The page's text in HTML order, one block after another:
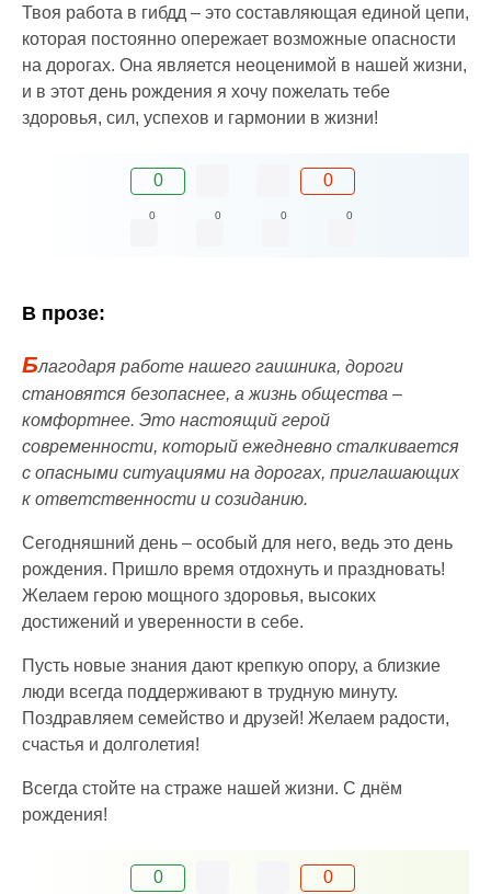
Твоя работа в гибдд – это составляющая единой цепи,
которая постоянно опережает возможные опасности
на дорогах. Она является неоценимой в нашей жизни,
и в этот день рождения я хочу пожелать тебе
здоровья, сил, успехов и гармонии в жизни!
0 0
0 0 0 0
В прозе:
Благодаря работе нашего гаишника, дороги
становятся безопаснее, а жизнь общества –
комфортнее. Это настоящий герой
современности, который ежедневно сталкивается
с опасными ситуациями на дорогах, приглашающих
к ответственности и созиданию.
Сегодняшний день – особый для него, ведь это день
рождения. Пришло время отдохнуть и праздновать!
Желаем герою мощного здоровья, высоких
достижений и уверенности в себе.
Пусть новые знания дают крепкую опору, а близкие
люди всегда поддерживают в трудную минуту.
Поздравляем семейство и друзей! Желаем радости,
счастья и долголетия!
Всегда стойте на страже нашей жизни. С днём
рождения!
0 0